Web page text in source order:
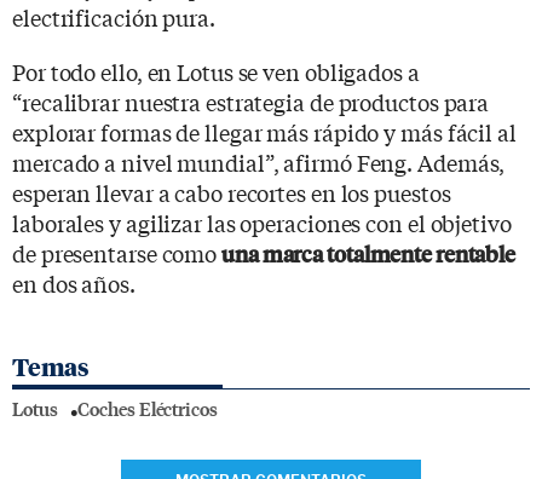
electrificación pura.
Por todo ello, en Lotus se ven obligados a
“recalibrar nuestra estrategia de productos para
explorar formas de llegar más rápido y más fácil al
mercado a nivel mundial”, afirmó Feng. Además,
esperan llevar a cabo recortes en los puestos
laborales y agilizar las operaciones con el objetivo
de presentarse comouna marca totalmente rentable
en dos años.
Temas
Lotus Coches Eléctricos